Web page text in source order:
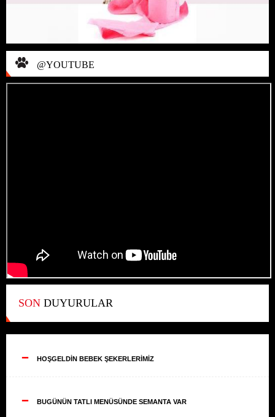
@YOUTUBE
SON DUYURULAR
-- HOŞGELDİN BEBEK ŞEKERLERİMİZ
-- BUGÜNÜN TATLI MENÜSÜNDE SEMANTA VAR